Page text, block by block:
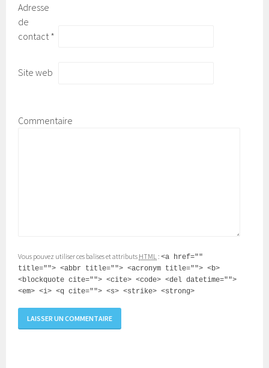
Adresse
de
contact *
Site web
Commentaire
Vous pouvez utiliser ces balises et attributs HTML :<a href=""
title=""> <abbr title=""> <acronym title=""> <b>
<blockquote cite=""> <cite> <code> <del datetime="">
<em> <i> <q cite=""> <s> <strike> <strong>